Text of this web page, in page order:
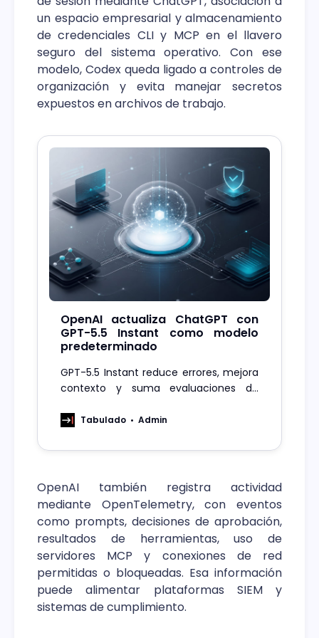
un espacio empresarial y almacenamiento
de credenciales CLI y MCP en el llavero
seguro del sistema operativo. Con ese
modelo, Codex queda ligado a controles de
organización y evita manejar secretos
expuestos en archivos de trabajo.
OpenAI actualiza ChatGPT con
GPT-5.5 Instant como modelo
predeterminado
GPT-5.5 Instant reduce errores, mejora
contexto y suma evaluaciones de
ChatGPT y API.
Tabulado Admin
OpenAI también registra actividad
mediante OpenTelemetry, con eventos
como prompts, decisiones de aprobación,
resultados de herramientas, uso de
servidores MCP y conexiones de red
permitidas o bloqueadas. Esa información
puede alimentar plataformas SIEM y
sistemas de cumplimiento.